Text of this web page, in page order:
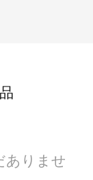
ありませ